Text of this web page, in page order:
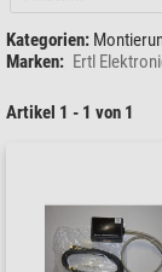
Kategorien:
Marken: Ertl
Artikel 1 - 1 von 1